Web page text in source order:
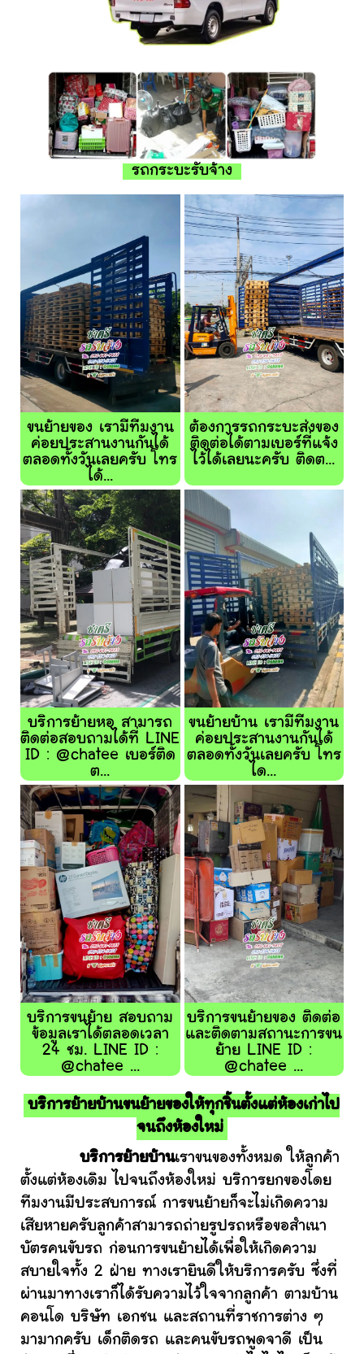
รถกระบะรับจ้าง
ขนย้ายของ เรามีทีมงาน
ค่อยประสานงานกันได้
ตลอดทั้งวันเลยครับ โทร
ได้...
ต้องการรถกระบะส่งของ
ติดต่อได้ตามเบอร์ที่แจ้ง
ไว้ได้เลยนะครับ ติดต...
บริการย้ายหอ สามารถ
ติดต่อสอบถามได้ที่ LINE
ID : @chatee เบอร์ติด
ต...
ขนย้ายบ้าน เรามีทีมงาน
ค่อยประสานงานกันได้
ตลอดทั้งวันเลยครับ โทร
ได...
บริการขนย้าย สอบถาม
ข้อมูลเราได้ตลอดเวลา
24 ชม. LINE ID :
@chatee ...
บริการขนย้ายของ ติดต่อ
และติดตามสถานะการขน
ย้าย LINE ID :
@chatee ...
บริการย้ายบ้านขนย้ายของให้ทุกชิ้นตั้งแต่ห้องเก่าไป
จนถึงห้องใหม่
บริการย้ายบ้านเราขนของทั้งหมด ให้ลูกค้า
ตั้งแต่ห้องเดิม ไปจนถึงห้องใหม่ บริการยกของโดย
ทีมงานมีประสบการณ์ การขนย้ายก็จะไม่เกิดความ
เสียหายครับลูกค้าสามารถถ่ายรูปรถหรือขอสำเนา
บัตรคนขับรถ ก่อนการขนย้ายได้เพื่อให้เกิดความ
สบายใจทั้ง 2 ฝ่าย ทางเรายินดีให้บริการครับ ซึ่งที่
ผ่านมาทางเราก็ได้รับความไว้ใจจากลูกค้า ตามบ้าน
คอนโด บริษัท เอกชน และสถานที่ราชการต่าง ๆ
มามากครับ เด็กติดรถ และคนขับรถพูดจาดี เป็น